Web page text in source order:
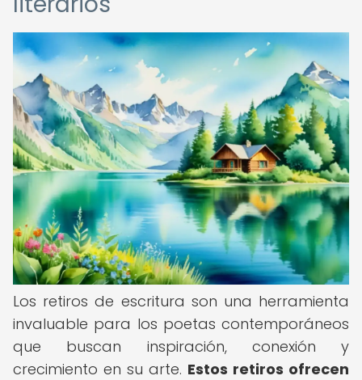
Los retiros de escritura son una herramienta
invaluable para los poetas contemporáneos
que buscan inspiración, conexión y
crecimiento en su arte. Estos retiros ofrecen